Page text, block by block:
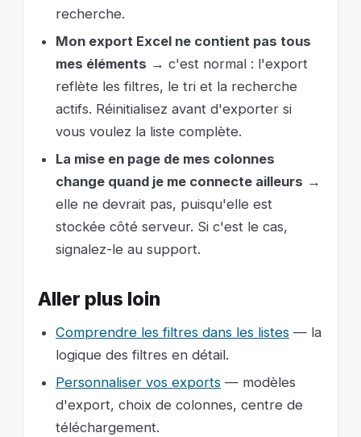
recherche.
Mon export Excel ne contient pas tous
mes éléments → c'est normal : l'export
reflète les filtres, le tri et la recherche
actifs. Réinitialisez avant d'exporter si
vous voulez la liste complète.
La mise en page de mes colonnes
change quand je me connecte ailleurs →
elle ne devrait pas, puisqu'elle est
stockée côté serveur. Si c'est le cas,
signalez-le au support.
Aller plus loin
Comprendre les filtres dans les listes — la
logique des filtres en détail.
Personnaliser vos exports — modèles
d'export, choix de colonnes, centre de
téléchargement.